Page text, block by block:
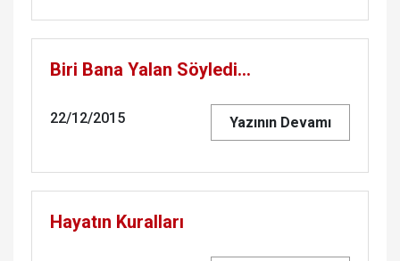
Biri Bana Yalan Söyledi…
22/12/2015 Yazının Devamı
Hayatın Kuralları